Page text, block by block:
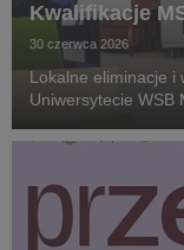
Kwalifikacje
30 czerwca 2026
Lokalne eliminacje i
Uniwersytecie WSB